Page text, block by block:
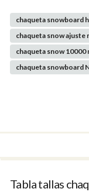
chaqueta snowboard
chaqueta snow ajuste
chaqueta snow 10000
chaqueta snowboard
Tabla tallas